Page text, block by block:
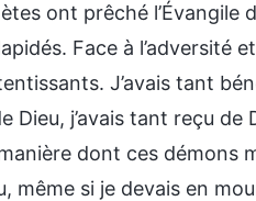
ont prêché l’Évangile
Face à l’adversité
J’avais tant
Dieu, j’avais tant reçu
dont ces
même si je devais en